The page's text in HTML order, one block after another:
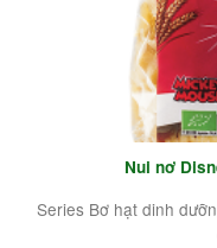
Nui nơ
Series Bơ hạt dinh